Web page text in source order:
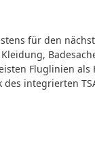
für den
Fluglinien
integrierten